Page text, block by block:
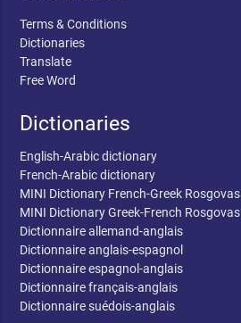
Terms & Conditions
Dictionaries
Translate
Free Word
Dictionaries
English-Arabic dictionary
French-Arabic dictionary
MINI Dictionary French-Greek Rosgovas
MINI Dictionary Greek-French Rosgovas
Dictionnaire allemand-anglais
Dictionnaire anglais-espagnol
Dictionnaire espagnol-anglais
Dictionnaire français-anglais
Dictionnaire suédois-anglais